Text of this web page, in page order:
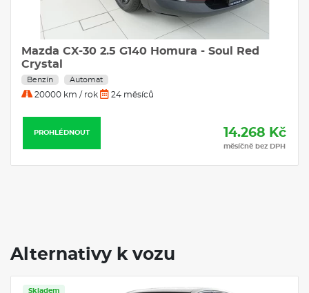
Mazda CX-30 2.5 G140 Homura - Soul Red
Crystal
Benzín Automat
20000 km / rok 24 měsíců
PROHLÉDNOUT 14.268 Kč
měsíčně bez DPH
Alternativy k vozu
Skladem